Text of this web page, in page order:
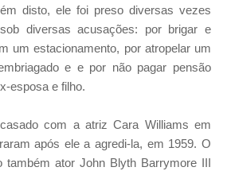
disto, ele foi preso diversas vezes
diversas acusações: por brigar e
um estacionamento, por atropelar um
e e por não pagar pensão
esposa e filho.
com a atriz Cara Williams em
após ele a agredi-la, em 1959. O
ator John Blyth Barrymore III